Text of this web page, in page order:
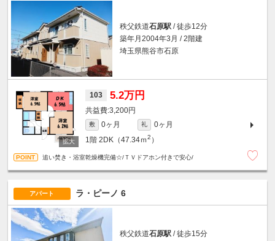
秩父鉄道石原駅 / 徒歩12分
築年月2004年3月 / 2階建
埼玉県熊谷市石原
103 5.2万円
3,200円
敷 0ヶ月 礼
0ヶ月
1階 2DK（47.34ｍ2 ）
追い焚き・浴室乾燥機完備☆/ＴＶドアホン付きで安心/
アパート ラ・ピーノ 6
秩父鉄道石原駅 / 徒歩15分